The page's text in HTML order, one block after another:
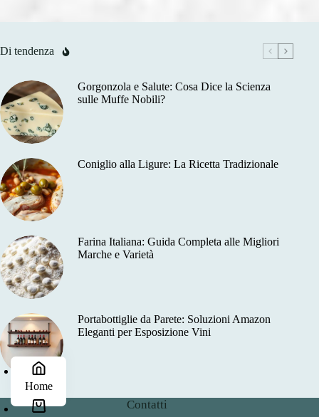
Di tendenza
Gorgonzola e Salute: Cosa Dice la Scienza
sulle Muffe Nobili?
Coniglio alla Ligure: La Ricetta Tradizionale
Farina Italiana: Guida Completa alle Migliori
Marche e Varietà
Portabottiglie da Parete: Soluzioni Amazon
Eleganti per Esposizione Vini
Contatti
Home